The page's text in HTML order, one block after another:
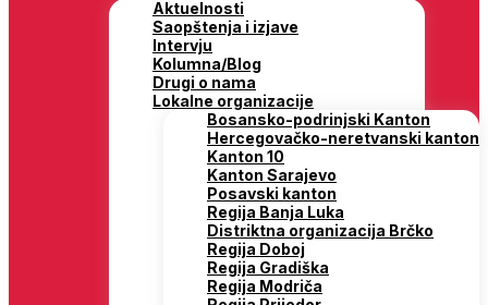
Aktuelnosti
Saopštenja i izjave
Intervju
Kolumna/Blog
Drugi o nama
Lokalne organizacije
Bosansko-podrinjski Kanton
Hercegovačko-neretvanski kanton
Kanton 10
Kanton Sarajevo
Posavski kanton
Regija Banja Luka
Distriktna organizacija Brčko
Regija Doboj
Regija Gradiška
Regija Modriča